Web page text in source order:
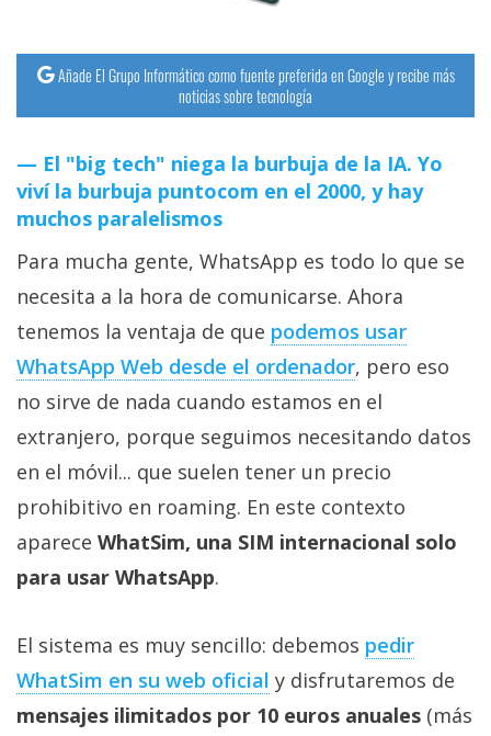
y
Tutoriales
Ciberseguridad
Sistemas
operativos
Profesional
+
Más
temas
Sorteos
Foros
/
Sobre
nosotros
Añade El Grupo Informático como fuente preferida en Google y recibe más
noticias sobre tecnología
El "big tech" niega la burbuja de la IA. Yo
viví la burbuja puntocom en el 2000, y hay
muchos paralelismos
Para mucha gente, WhatsApp es todo lo que se
necesita a la hora de comunicarse. Ahora
tenemos la ventaja de que podemos usar
WhatsApp Web desde el ordenador, pero eso
no sirve de nada cuando estamos en el
extranjero, porque seguimos necesitando datos
en el móvil... que suelen tener un precio
prohibitivo en roaming. En este contexto
aparece WhatSim, una SIM internacional solo
para usar WhatsApp.
El sistema es muy sencillo: debemos pedir
WhatSim en su web oficial y disfrutaremos de
mensajes ilimitados por 10 euros anuales (más